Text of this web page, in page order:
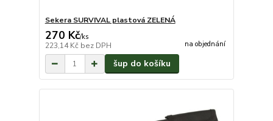
Sekera SURVIVAL plastová ZELENÁ
270 Kč/ks
223,14 Kč bez DPH na objednání
šup do košíku